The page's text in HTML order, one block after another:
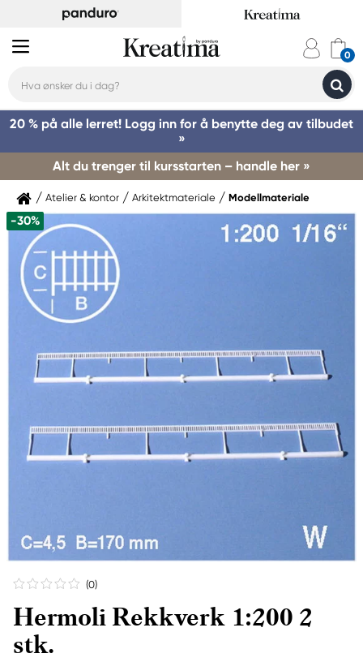
20 % på alle lerret! Logg inn for å benytte deg av tilbudet
»
Alt du trenger til kursstarten – handle her »
Atelier & kontor Arkitektmateriale Modellmateriale
-30%
(0)
Hermoli Rekkverk 1:200 2
stk.